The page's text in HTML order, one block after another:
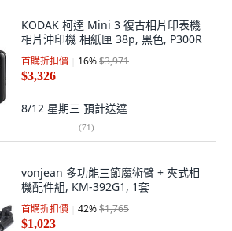
KODAK 柯達 Mini 3 復古相片印表機
相片沖印機 相紙匣 38p, 黑色, P300R
首購折扣價 16%$3,971
$3,326
8/12 星期三 預計送達
(71)
vonjean 多功能三節魔術臂 + 夾式相
機配件組, KM-392G1, 1套
首購折扣價 42%$1,765
$1,023